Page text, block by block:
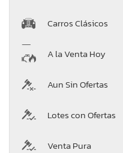
Carros Clásicos
A la Venta Hoy
Aun Sin Ofertas
Lotes con Ofertas
Venta Pura